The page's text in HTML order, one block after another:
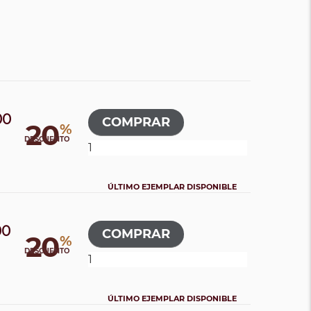
20%
DESCUENTO
ÚLTIMO EJEMPLAR DISPONIBLE
20%
DESCUENTO
ÚLTIMO EJEMPLAR DISPONIBLE